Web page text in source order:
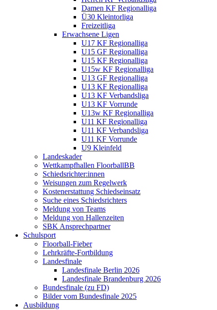
Damen KF Regionalliga
Ü30 Kleintorliga
Freizeitliga
Erwachsene Ligen
U17 KF Regionalliga
U15 GF Regionalliga
U15 KF Regionalliga
U15w KF Regionalliga
U13 GF Regionalliga
U13 KF Regionalliga
U13 KF Verbandsliga
U13 KF Vorrunde
U13w KF Regionalliga
U11 KF Regionalliga
U11 KF Verbandsliga
U11 KF Vorrunde
U9 Kleinfeld
Landeskader
Wettkampfhallen FloorballBB
Schiedsrichter:innen
Weisungen zum Regelwerk
Kostenerstattung Schiedseinsatz
Suche eines Schiedsrichters
Meldung von Teams
Meldung von Hallenzeiten
SBK Ansprechpartner
Schulsport
Floorball-Fieber
Lehrkräfte-Fortbildung
Landesfinale
Landesfinale Berlin 2026
Landesfinale Brandenburg 2026
Bundesfinale (zu FD)
Bilder vom Bundesfinale 2025
Ausbildung